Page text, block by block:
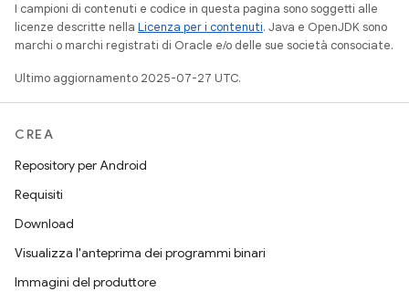
I campioni di contenuti e codice in questa pagina sono soggetti alle
licenze descritte nella Licenza per i contenuti. Java e OpenJDK sono
marchi o marchi registrati di Oracle e/o delle sue società consociate.
Ultimo aggiornamento 2025-07-27 UTC.
CREA
Repository per Android
Requisiti
Download
Visualizza l'anteprima dei programmi binari
Immagini del produttore